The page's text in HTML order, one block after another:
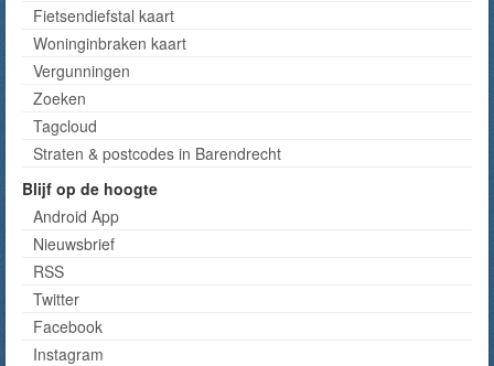
Fietsendiefstal kaart
Woninginbraken kaart
Vergunningen
Zoeken
Tagcloud
Straten & postcodes in Barendrecht
Blijf op de hoogte
Android App
Nieuwsbrief
RSS
Twitter
Facebook
Instagram